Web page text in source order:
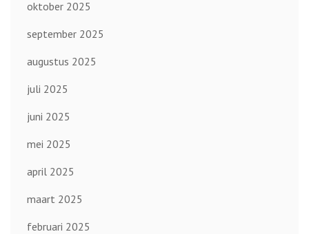
oktober 2025
september 2025
augustus 2025
juli 2025
juni 2025
mei 2025
april 2025
maart 2025
februari 2025